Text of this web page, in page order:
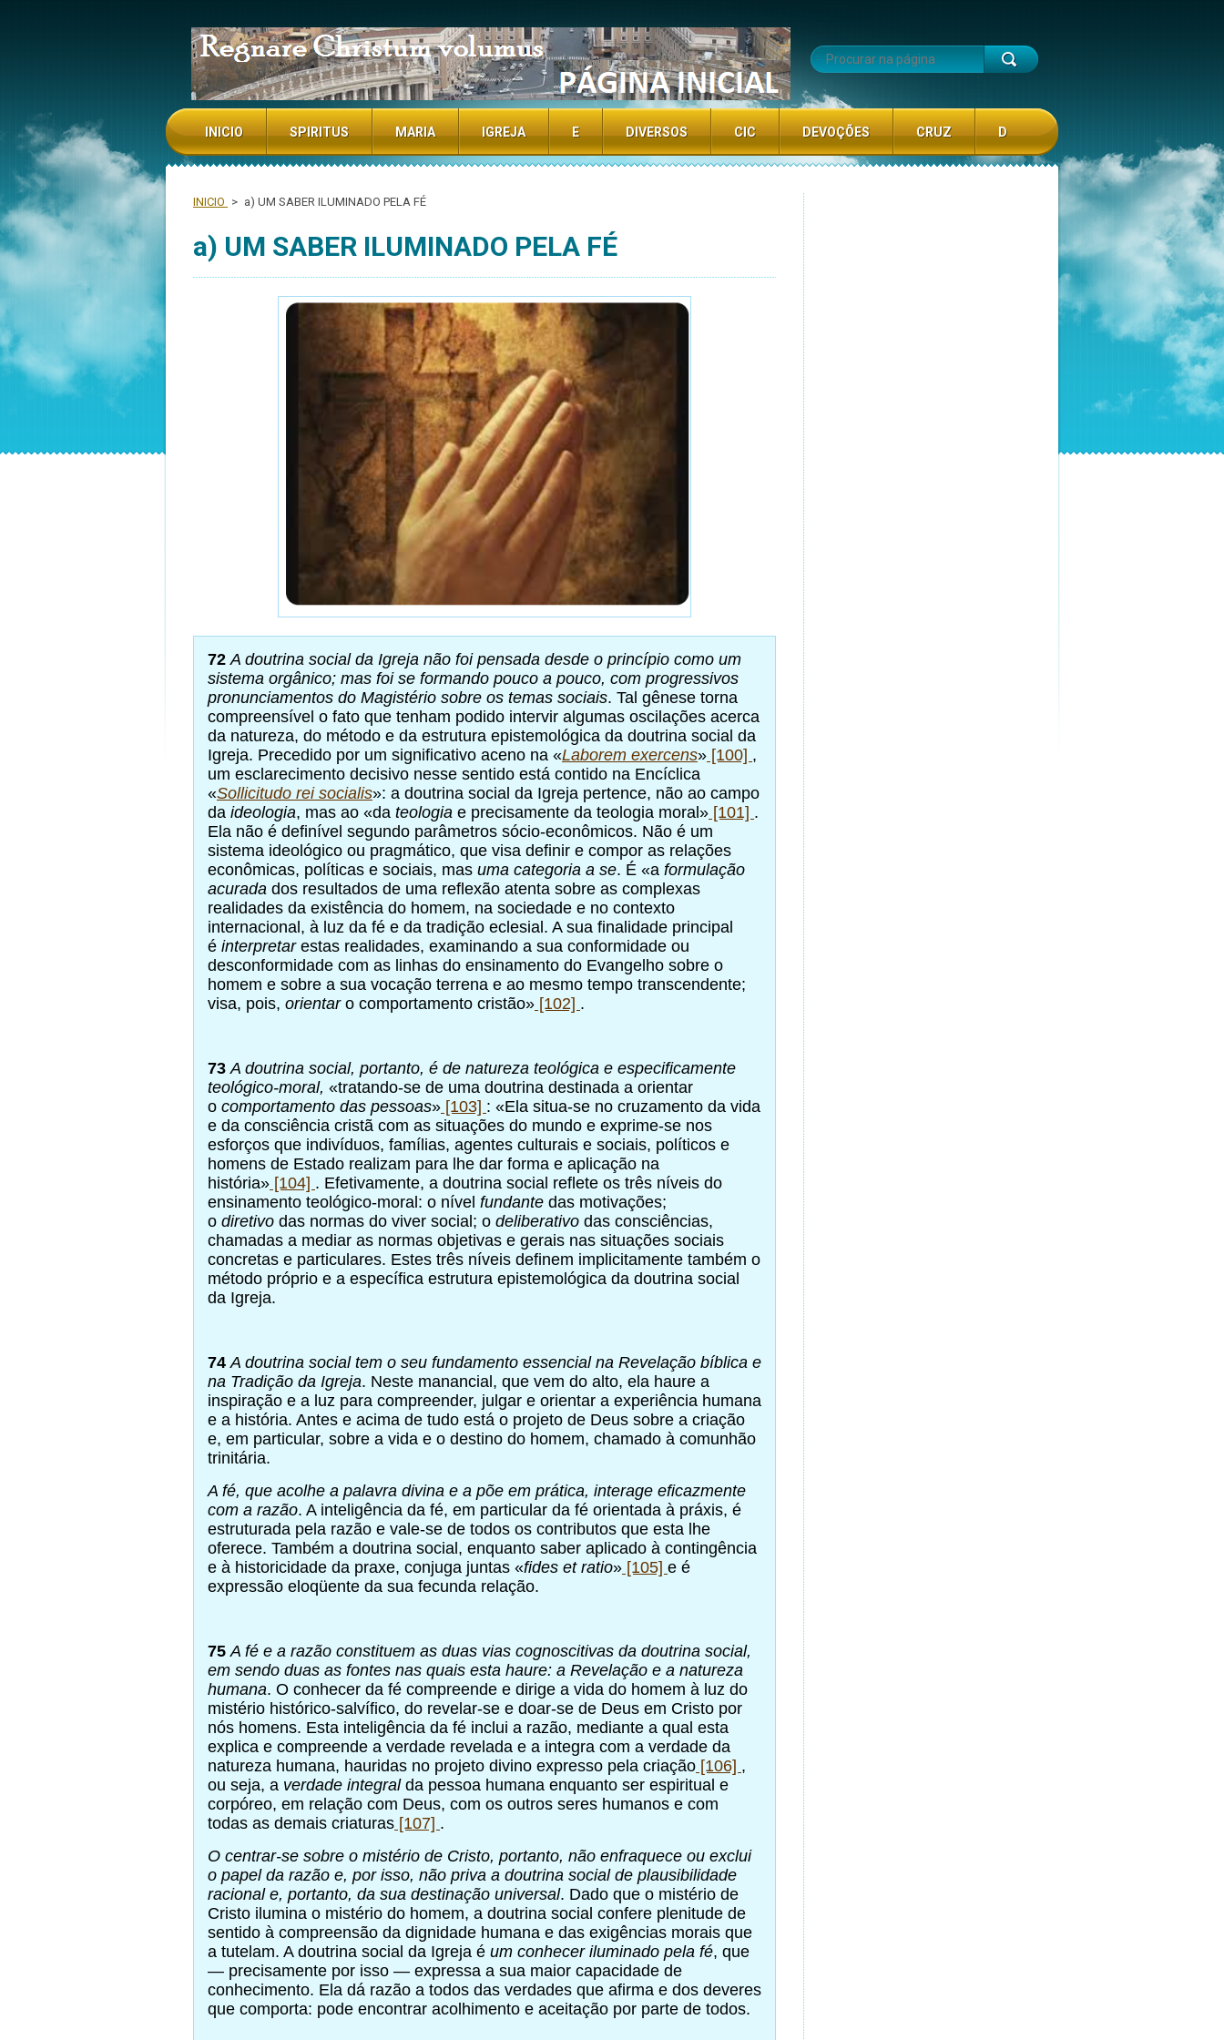
INICIO > a) UM SABER ILUMINADO PELA FÉ
a) UM SABER ILUMINADO PELA FÉ
72 A doutrina social da Igreja não foi pensada desde o princípio como um
sistema orgânico; mas foi se formando pouco a pouco, com progressivos
pronunciamentos do Magistério sobre os temas sociais. Tal gênese torna
compreensível o fato que tenham podido intervir algumas oscilações acerca
da natureza, do método e da estrutura epistemológica da doutrina social da
Igreja. Precedido por um significativo aceno na «Laborem exercens» [100] ,
um esclarecimento decisivo nesse sentido está contido na Encíclica
«Sollicitudo rei socialis»: a doutrina social da Igreja pertence, não ao campo
da ideologia, mas ao «da teologia e precisamente da teologia moral» [101] .
Ela não é definível segundo parâmetros sócio-econômicos. Não é um
sistema ideológico ou pragmático, que visa definir e compor as relações
econômicas, políticas e sociais, mas uma categoria a se. É «a formulação
acurada dos resultados de uma reflexão atenta sobre as complexas
realidades da existência do homem, na sociedade e no contexto
internacional, à luz da fé e da tradição eclesial. A sua finalidade principal
é interpretarestas realidades, examinando a sua conformidade ou
desconformidade com as linhas do ensinamento do Evangelho sobre o
homem e sobre a sua vocação terrena e ao mesmo tempo transcendente;
visa, pois, orientaro comportamento cristão» [102] .
73 A doutrina social, portanto, é de natureza teológica e especificamente
teológico-moral, «tratando-se de uma doutrina destinada a orientar
o comportamento das pessoas» [103] : «Ela situa-se no cruzamento da vida
e da consciência cristã com as situações do mundo e exprime-se nos
esforços que indivíduos, famílias, agentes culturais e sociais, políticos e
homens de Estado realizam para lhe dar forma e aplicação na
história» [104] . Efetivamente, a doutrina social reflete os três níveis do
ensinamento teológico-moral: o nível fundante das motivações;
o diretivo das normas do viver social; o deliberativo das consciências,
chamadas a mediar as normas objetivas e gerais nas situações sociais
concretas e particulares. Estes três níveis definem implicitamente também o
método próprio e a específica estrutura epistemológica da doutrina social
da Igreja.
74 A doutrina social tem o seu fundamento essencial na Revelação bíblica e
na Tradição da Igreja. Neste manancial, que vem do alto, ela haure a
inspiração e a luz para compreender, julgar e orientar a experiência humana
e a história. Antes e acima de tudo está o projeto de Deus sobre a criação
e, em particular, sobre a vida e o destino do homem, chamado à comunhão
trinitária.
A fé, que acolhe a palavra divina e a põe em prática, interage eficazmente
com a razão. A inteligência da fé, em particular da fé orientada à práxis, é
estruturada pela razão e vale-se de todos os contributos que esta lhe
oferece. Também a doutrina social, enquanto saber aplicado à contingência
e à historicidade da praxe, conjuga juntas «fides et ratio» [105] e é
expressão eloqüente da sua fecunda relação.
75 A fé e a razão constituem as duas vias cognoscitivas da doutrina social,
em sendo duas as fontes nas quais esta haure: a Revelação e a natureza
humana. O conhecer da fé compreende e dirige a vida do homem à luz do
mistério histórico-salvífico, do revelar-se e doar-se de Deus em Cristo por
nós homens. Esta inteligência da fé inclui a razão, mediante a qual esta
explica e compreende a verdade revelada e a integra com a verdade da
natureza humana, hauridas no projeto divino expresso pela criação [106] ,
ou seja, a verdade integralda pessoa humana enquanto ser espiritual e
corpóreo, em relação com Deus, com os outros seres humanos e com
todas as demais criaturas [107] .
O centrar-se sobre o mistério de Cristo, portanto, não enfraquece ou exclui
o papel da razão e, por isso, não priva a doutrina social de plausibilidade
racional e, portanto, da sua destinação universal. Dado que o mistério de
Cristo ilumina o mistério do homem, a doutrina social confere plenitude de
sentido à compreensão da dignidade humana e das exigências morais que
a tutelam. A doutrina social da Igreja é um conhecer iluminado pela fé, que
— precisamente por isso — expressa a sua maior capacidade de
conhecimento. Ela dá razão a todos das verdades que afirma e dos deveres
que comporta: pode encontrar acolhimento e aceitação por parte de todos.
INICIO SPIRITUS MARIA IGREJA E DIVERSOS CIC DEVOÇÕES CRUZ D